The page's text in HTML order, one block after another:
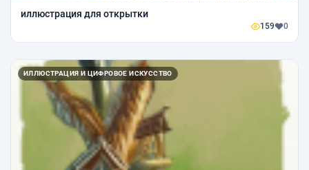
иллюстрация для открытки
159 0
ИЛЛЮСТРАЦИЯ И ЦИФРОВОЕ ИСКУССТВО